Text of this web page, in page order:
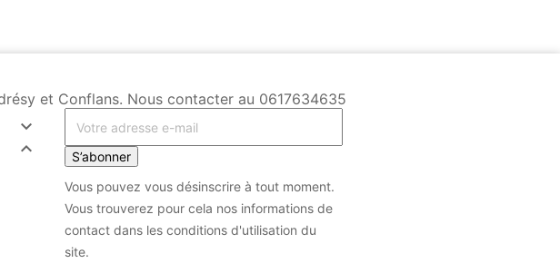
et Conflans. Nous contacter au 0617634635


S’abonner
Vous pouvez vous désinscrire à tout moment.
Vous trouverez pour cela nos informations de
contact dans les conditions d'utilisation du
site.